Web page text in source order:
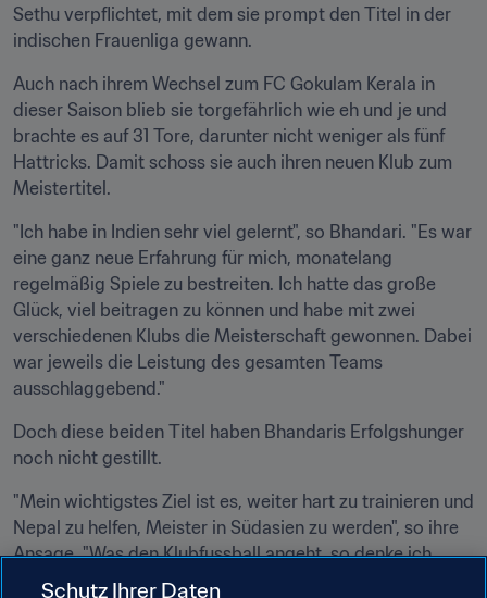
Sethu verpflichtet, mit dem sie prompt den Titel in der
indischen Frauenliga gewann.
Auch nach ihrem Wechsel zum FC Gokulam Kerala in
dieser Saison blieb sie torgefährlich wie eh und je und
brachte es auf 31 Tore, darunter nicht weniger als fünf
Hattricks. Damit schoss sie auch ihren neuen Klub zum
Meistertitel.
"Ich habe in Indien sehr viel gelernt", so Bhandari. "Es war
eine ganz neue Erfahrung für mich, monatelang
regelmäßig Spiele zu bestreiten. Ich hatte das große
Glück, viel beitragen zu können und habe mit zwei
verschiedenen Klubs die Meisterschaft gewonnen. Dabei
war jeweils die Leistung des gesamten Teams
ausschlaggebend."
Doch diese beiden Titel haben Bhandaris Erfolgshunger
noch nicht gestillt.
"Mein wichtigstes Ziel ist es, weiter hart zu trainieren und
Nepal zu helfen, Meister in Südasien zu werden", so ihre
Ansage. "Was den Klubfussball angeht, so denke ich
darüber nach, meine Karriere nach Möglichkeit in Europa
Schutz Ihrer Daten